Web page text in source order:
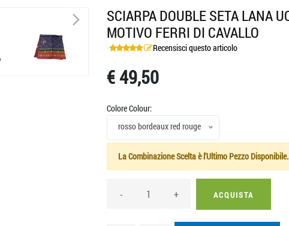
>
SCIARPA DOUBLE SETA LANA
MOTIVO FERRI DI CAVALLO
Recensisci questo articolo
€ 49,50
Colore Colour:
rosso bordeaux red rouge
La Combinazione Scelta è l'Ultimo Pezzo Disponibile.
- + ACQUISTA